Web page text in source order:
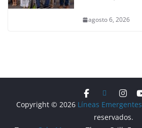
agosto 6, 2026
Copyright © 2026 Líneas Emergentes
reservados.